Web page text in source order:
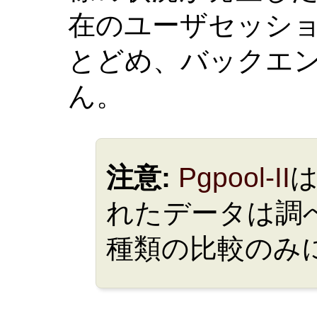
在のユーザセッシ
とどめ、バックエ
ん。
注意: Pgpool-II
れたデータは調
種類の比較のみ